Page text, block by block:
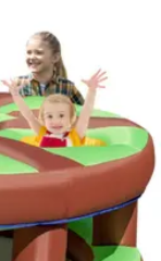
Guides pratiques